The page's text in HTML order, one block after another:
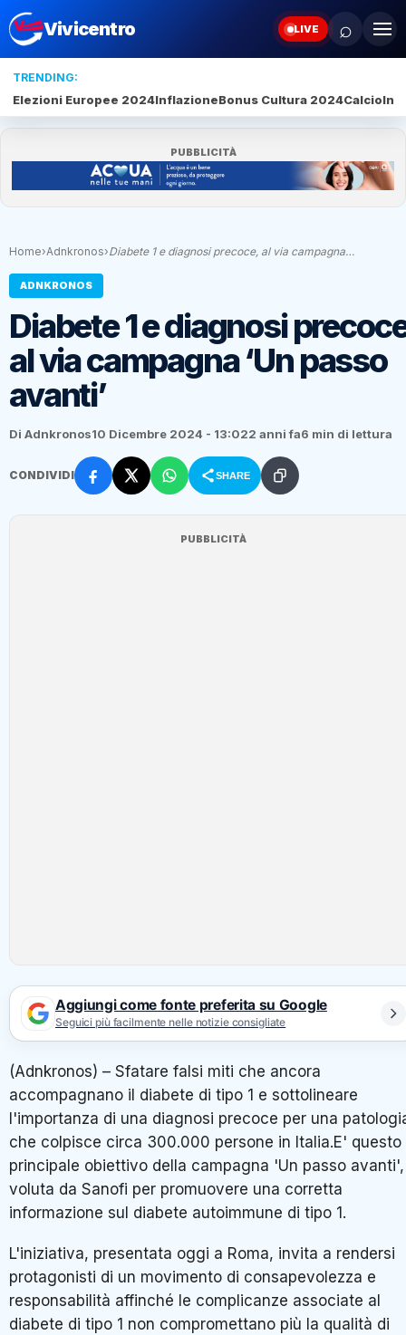
Vivicentro LIVE ⌕
TRENDING:
Elezioni Europee 2024InflazioneBonus Cultura 2024Calcio
PUBBLICITÀ
Home›Adnkronos›Diabete 1 e diagnosi precoce, al via campagna…
ADNKRONOS
Diabete 1 e diagnosi
al via campagna ‘Un passo
avanti’
Di Adnkronos10 Dicembre 2024 - 13:022 anni fa6 min di lettura
CONDIVIDI SHARE
PUBBLICITÀ
Aggiungi come fonte preferita su Google
Seguici più facilmente nelle notizie consigliate
(Adnkronos) – Sfatare falsi miti che ancora
accompagnano il diabete di tipo 1 e sottolineare
l'importanza di una diagnosi precoce per una
che colpisce circa 300.000 persone in Italia.E' questo
principale obiettivo della campagna 'Un passo avanti',
voluta da Sanofi per promuovere una corretta
informazione sul diabete autoimmune di tipo 1.
L'iniziativa, presentata oggi a Roma, invita a rendersi
protagonisti di un movimento di consapevolezza e
responsabilità affinché le complicanze associate al
diabete di tipo 1 non compromettano più la qualità di